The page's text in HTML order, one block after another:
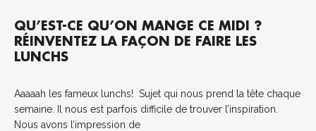
QU’EST-CE QU’ON MANGE CE MIDI ?
RÉINVENTEZ LA FAÇON DE FAIRE LES
LUNCHS
Aaaaah les fameux lunchs! Sujet qui nous prend la tête chaque
semaine. Il nous est parfois difficile de trouver l’inspiration.
Nous avons l’impression de